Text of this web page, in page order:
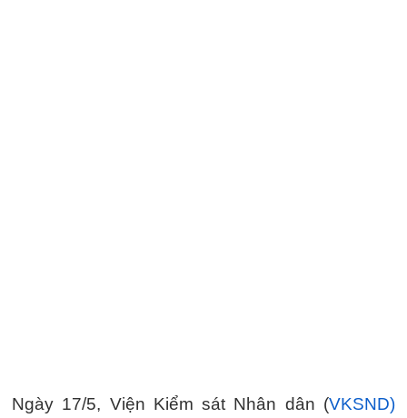
Ngày 17/5, Viện Kiểm sát Nhân dân (VKSND)